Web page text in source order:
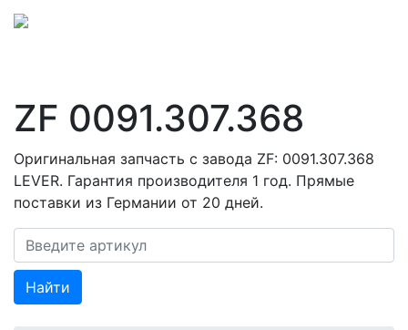
ZF 0091.307.368
Оригинальная запчасть с завода ZF: 0091.307.368
LEVER. Гарантия производителя 1 год. Прямые
поставки из Германии от 20 дней.
Найти